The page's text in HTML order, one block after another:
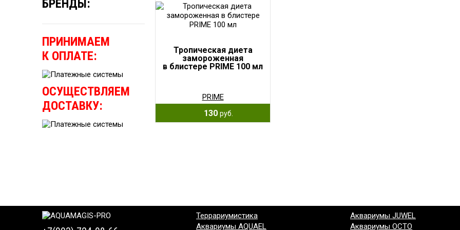
БРЕНДЫ:
ПРИНИМАЕМ
К ОПЛАТЕ:
ОСУЩЕСТВЛЯЕМ
ДОСТАВКУ:
Тропическая диета
замороженная
в блистере PRIME 100 мл
PRIME
130 руб.
Террариумистика
Аквариумы AQUAEL
Аквариумы JUWEL
Аквариумы OCTO